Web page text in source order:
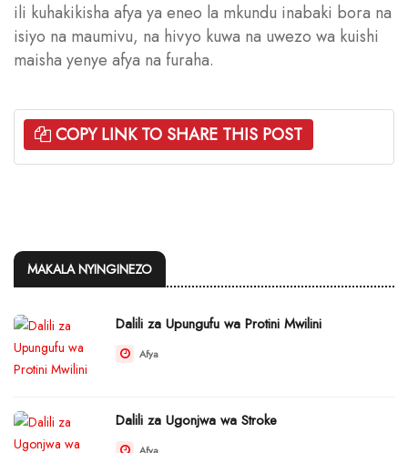
ili kuhakikisha afya ya eneo la mkundu inabaki bora na
isiyo na maumivu, na hivyo kuwa na uwezo wa kuishi
maisha yenye afya na furaha.
COPY LINK TO SHARE THIS POST
MAKALA NYINGINEZO
Dalili za Upungufu wa Protini Mwilini
Afya
Dalili za Ugonjwa wa Stroke
Afya